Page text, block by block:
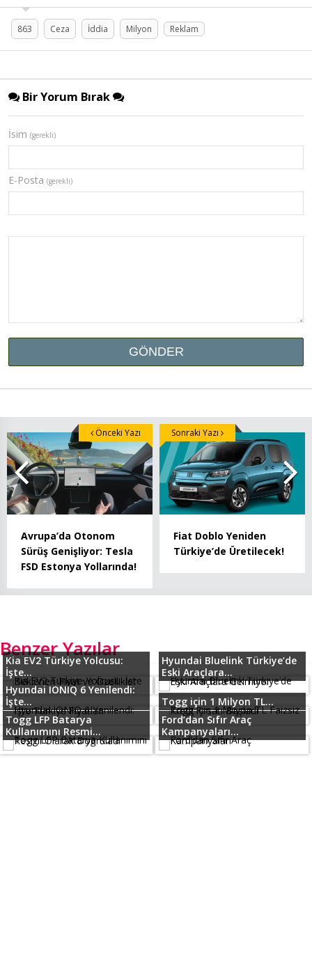
863 Ceza İddia Milyon Reklam
Bir Yorum Bırak
İsim (gerekli)
E-Posta (gerekli)
Avrupa’da Otonom
Sürüş Genişliyor: Tesla
FSD Estonya Yollarında!
Önceki Yazı
Fiat Doblo Yeniden
Türkiye’de Üretilecek!
Sonraki Yazı
Benzer Yazılar
Kia EV2 Türkiye Yolcusu:
İşte...
Hyundai Bluelink Türkiye’de
Eski Araçlara...
Hyundai IONIQ 6 Yenilendi:
İşte...
Togg için 1 Milyon TL...
Togg LFP Batarya
Kullanımını Resmi...
Ford’dan Sıfır Araç
Kampanyaları...